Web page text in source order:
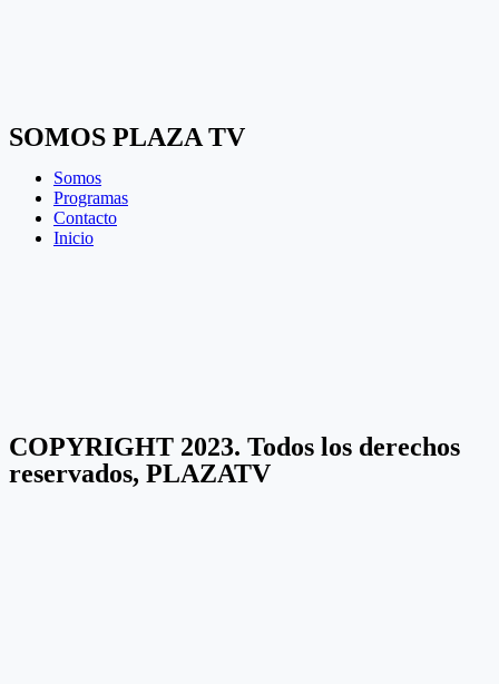
SOMOS PLAZA TV
Somos
Programas
Contacto
Inicio
COPYRIGHT 2023. Todos los derechos
reservados, PLAZATV